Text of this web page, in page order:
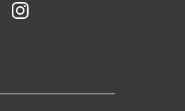
YoutubeInstagram